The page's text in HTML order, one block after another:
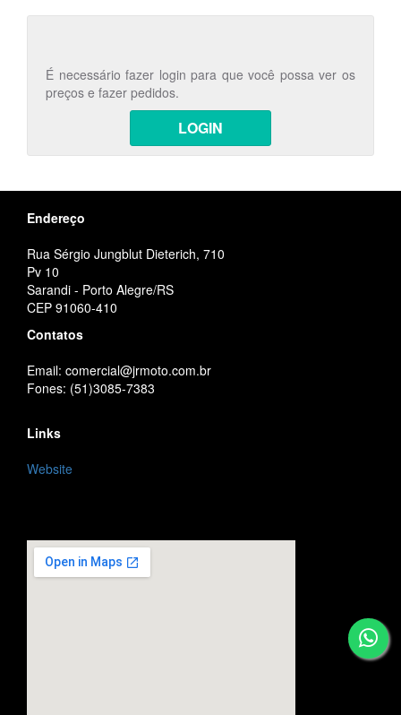
É necessário fazer login para que você possa ver os
preços e fazer pedidos.
LOGIN
Endereço
Rua Sérgio Jungblut Dieterich, 710
Pv 10
Sarandi - Porto Alegre/RS
CEP 91060-410
Contatos
Email: comercial@jrmoto.com.br
Fones: (51)3085-7383
Links
Website